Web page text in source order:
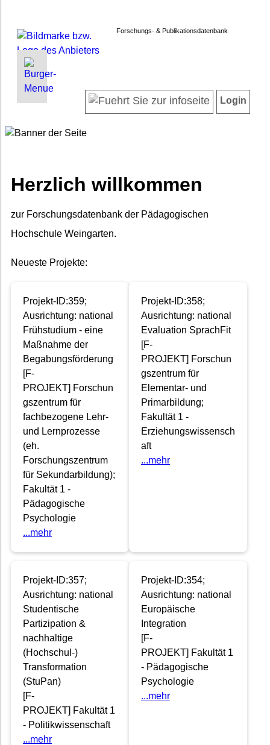
Forschungs- & Publikationsdatenbank
INFORMATIONEN | SUCHEN
Suche in Projekten
Impressum
Datenschutz
LOGIN
Login
Herzlich willkommen
zur Forschungsdatenbank der Pädagogischen
Hochschule Weingarten.
Neueste Projekte:
Projekt-ID:359;
Ausrichtung: national
Frühstudium - eine
Maßnahme der
Begabungsförderung
[F-
PROJEKT] Forschun
gszentrum für
fachbezogene Lehr-
und Lernprozesse
(eh.
Forschungszentrum
für Sekundarbildung);
Fakultät 1 -
Pädagogische
Psychologie
...mehr
Projekt-ID:358;
Ausrichtung: national
Evaluation SprachFit
[F-
PROJEKT] Forschun
gszentrum für
Elementar- und
Primarbildung;
Fakultät 1 -
Erziehungswissensch
aft
...mehr
Projekt-ID:357;
Ausrichtung: national
Studentische
Partizipation &
nachhaltige
(Hochschul-)
Transformation
(StuPan)
[F-
PROJEKT] Fakultät 1
- Politikwissenschaft
...mehr
Projekt-ID:354;
Ausrichtung: national
Europäische
Integration
[F-
PROJEKT] Fakultät 1
- Pädagogische
Psychologie
...mehr